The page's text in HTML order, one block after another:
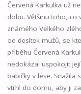
Červená Karkulka už
dobu. Většinu toho, co
známého Velkého
od desítek mužů, se
příběhu Červená
nedokázal uspokojit
babičky v lese. Snažila
vtrhl do domu, aby ji